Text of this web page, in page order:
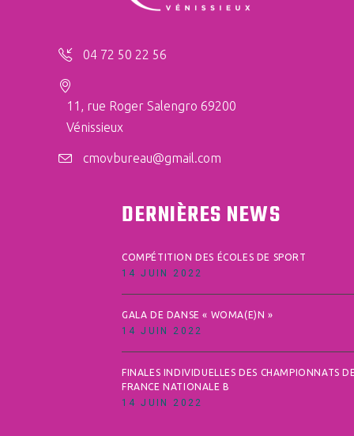
04 72 50 22 56
11, rue Roger Salengro 69200
Vénissieux
cmovbureau@gmail.com
DERNIÈRES NEWS
COMPÉTITION DES ÉCOLES DE SPORT
14 JUIN 2022
GALA DE DANSE « WOMA(E)N »
14 JUIN 2022
FINALES INDIVIDUELLES DES CHAMPIONNATS
FRANCE NATIONALE B
14 JUIN 2022